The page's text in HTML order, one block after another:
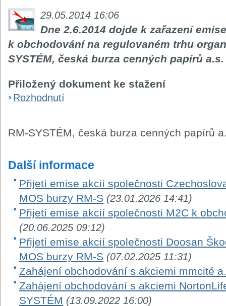
29.05.2014 16:06
Dne 2.6.2014 dojde k zařazení
k obchodování na regulovaném trhu
SYSTÉM, česká burza cenných papírů a.s.
Přiložený dokument ke stažení
Rozhodnutí
RM-SYSTÉM, česká burza cenných papírů
Další informace
Přijetí emise akcií společnosti
MOS burzy RM-S (23.01.2026 14:41)
Přijetí emise akcií společnosti M2C k
(20.06.2025 09:12)
Přijetí emise akcií společnosti Doosan
MOS burzy RM-S (07.02.2025 11:31)
Zahájení obchodování s akciemi mmcité
Zahájení obchodování s akciemi
SYSTÉM (13.09.2022 16:00)